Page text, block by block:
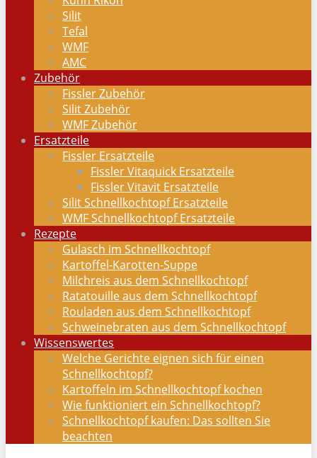
Silit
Tefal
WMF
AMC
Zubehör
Fissler Zubehör
Silit Zubehör
WMF Zubehör
Ersatzteile
Fissler Ersatzteile
Fissler Vitaquick Ersatzteile
Fissler Vitavit Ersatzteile
Silit Schnellkochtopf Ersatzteile
WMF Schnellkochtopf Ersatzteile
Rezepte
Gulasch im Schnellkochtopf
Kartoffel-Karotten-Suppe
Milchreis aus dem Schnellkochtopf
Ratatouille aus dem Schnellkochtopf
Rouladen aus dem Schnellkochtopf
Schweinebraten aus dem Schnellkochtopf
Wissenswertes
Welche Gerichte eignen sich für einen
Schnellkochtopf?
Kartoffeln im Schnellkochtopf kochen
Wie funktioniert ein Schnellkochtopf?
Schnellkochtopf kaufen: Das sollten Sie
beachten